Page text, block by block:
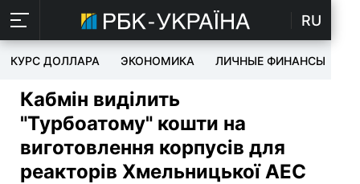
RU
КУРС ДОЛЛАРА ЭКОНОМИКА ЛИЧНЫЕ ФИНАНСЫ
Кабмін виділить
"Турбоатому" кошти на
виготовлення корпусів для
реакторів Хмельницької АЕС